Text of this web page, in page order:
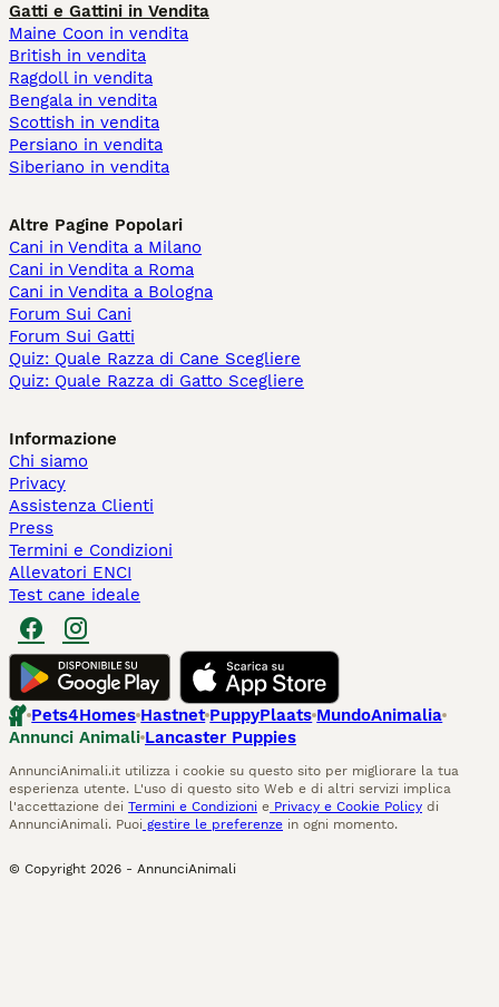
Gatti e Gattini in Vendita
Maine Coon in vendita
British in vendita
Ragdoll in vendita
Bengala in vendita
Scottish in vendita
Persiano in vendita
Siberiano in vendita
Altre Pagine Popolari
Cani in Vendita a Milano
Cani in Vendita a Roma
Cani in Vendita a Bologna
Forum Sui Cani
Forum Sui Gatti
Quiz: Quale Razza di Cane Scegliere
Quiz: Quale Razza di Gatto Scegliere
Informazione
Chi siamo
Privacy
Assistenza Clienti
Press
Termini e Condizioni
Allevatori ENCI
Test cane ideale
Pets4Homes Hastnet PuppyPlaats MundoAnimalia
Annunci Animali Lancaster Puppies
AnnunciAnimali.it utilizza i cookie su questo sito per migliorare la tua
esperienza utente. L'uso di questo sito Web e di altri servizi implica
l'accettazione dei Termini e Condizioni e Privacy e Cookie Policy di
AnnunciAnimali. Puoi gestire le preferenze in ogni momento.
© Copyright 2026 - AnnunciAnimali